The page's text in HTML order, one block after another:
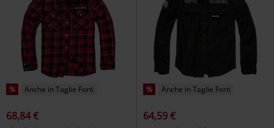
% Anche in Taglie Forti
68,84 €
% Anche in Taglie Forti
64,59 €